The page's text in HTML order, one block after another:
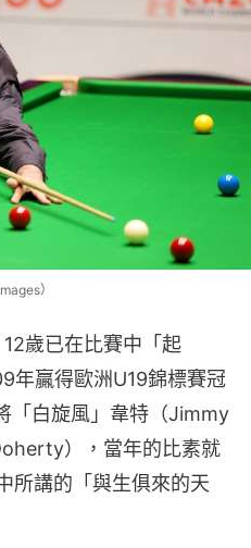
）
歲已在比賽中「起
年贏得歐洲U19錦標賽冠
「白旋風」韋特（Jimmy
），當年的比素就
所講的「與生俱來的天